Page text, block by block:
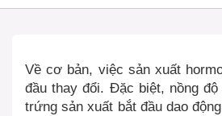
Về cơ bản, việc sản xuất
đầu thay đổi. Đặc biệt, nồng độ
trứng sản xuất bắt đầu dao